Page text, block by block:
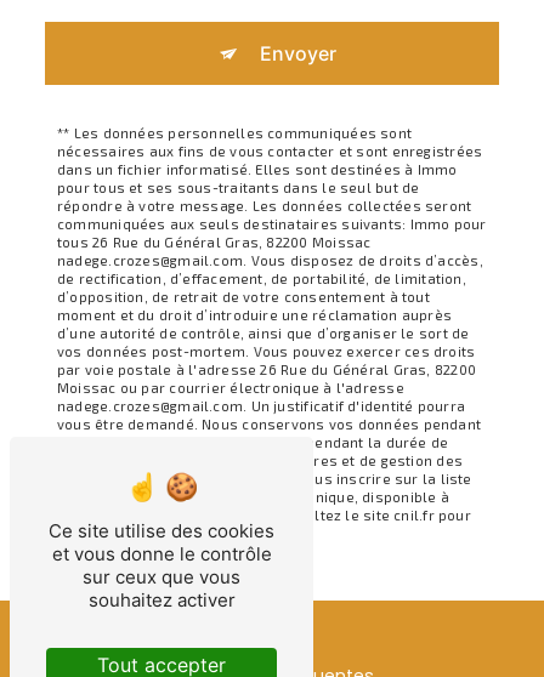
Envoyer
** Les données personnelles communiquées sont
nécessaires aux fins de vous contacter et sont enregistrées
dans un fichier informatisé. Elles sont destinées à Immo
pour tous et ses sous-traitants dans le seul but de
répondre à votre message. Les données collectées seront
communiquées aux seuls destinataires suivants: Immo pour
tous 26 Rue du Général Gras, 82200 Moissac
nadege.crozes@gmail.com. Vous disposez de droits d’accès,
de rectification, d’effacement, de portabilité, de limitation,
d’opposition, de retrait de votre consentement à tout
moment et du droit d’introduire une réclamation auprès
d’une autorité de contrôle, ainsi que d’organiser le sort de
vos données post-mortem. Vous pouvez exercer ces droits
par voie postale à l'adresse 26 Rue du Général Gras, 82200
Moissac ou par courrier électronique à l'adresse
nadege.crozes@gmail.com. Un justificatif d'identité pourra
vous être demandé. Nous conservons vos données pendant
la période de prise de contact puis pendant la durée de
prescription légale aux fins probatoires et de gestion des
contentieux. Vous avez le droit de vous inscrire sur la liste
d'opposition au démarchage téléphonique, disponible à
. Consultez le site cnil.fr pour
plus d’informations sur vos droits.
Ce site utilise des cookies
et vous donne le contrôle
sur ceux que vous
souhaitez activer
Tout accepter